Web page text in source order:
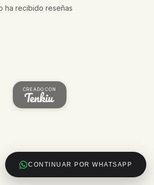
CONTINUAR POR WHATSAPP
ha recibido reseñas
CREADO CON